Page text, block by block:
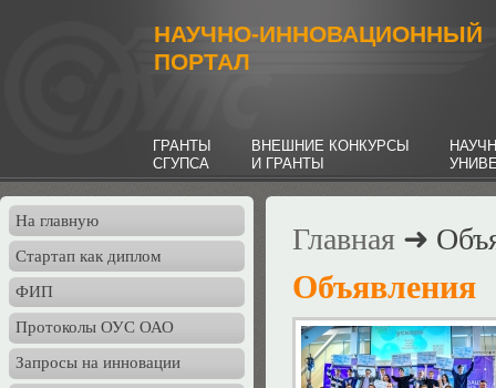
НАУЧНО-ИННОВАЦИОННЫЙ
ПОРТАЛ
ГРАНТЫ
СГУПСА
ВНЕШНИЕ КОНКУРСЫ
И ГРАНТЫ
На главную
Стартап как диплом
ФИП
Протоколы ОУС ОАО
Запросы на инновации
Главная ➜
Объявления